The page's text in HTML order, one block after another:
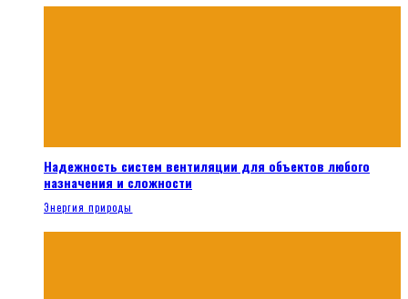
Надежность систем вентиляции для объектов любого
назначения и сложности
Энергия природы